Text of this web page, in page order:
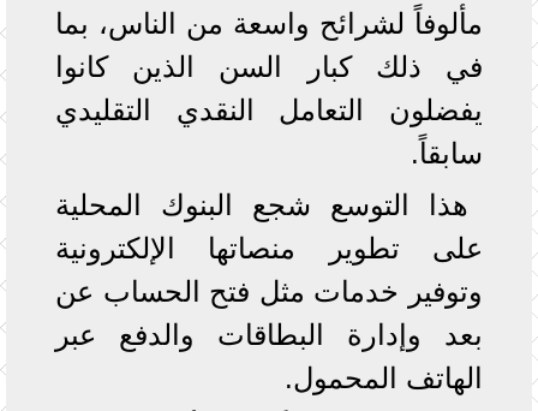
مألوفاً لشرائح واسعة من الناس، بما
في ذلك كبار السن الذين كانوا
يفضلون التعامل النقدي التقليدي
سابقاً.
هذا التوسع شجع البنوك المحلية
على تطوير منصاتها الإلكترونية
وتوفير خدمات مثل فتح الحساب عن
بعد وإدارة البطاقات والدفع عبر
الهاتف المحمول.